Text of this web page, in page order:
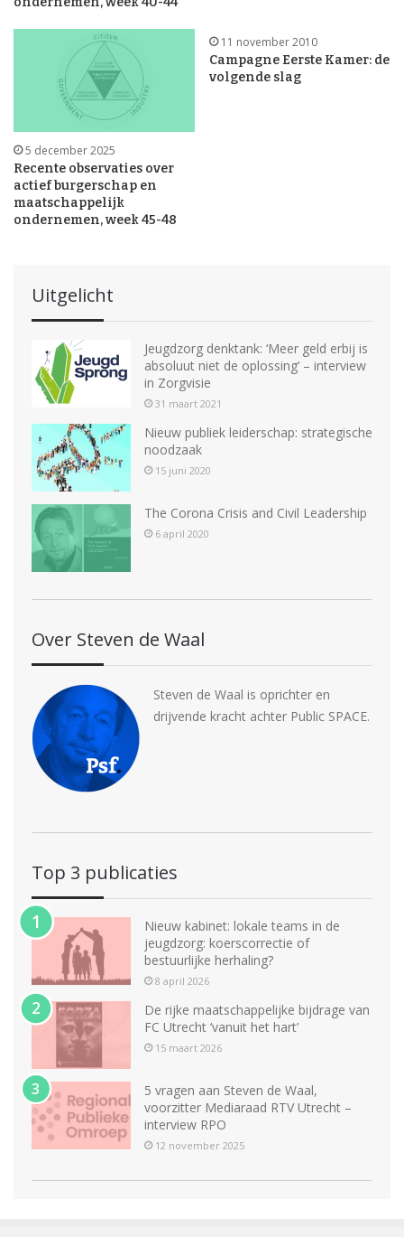
5 december 2025
Recente observaties over
actief burgerschap en
maatschappelijk
ondernemen, week 45-48
11 november 2010
Campagne Eerste Kamer: de
volgende slag
Uitgelicht
Jeugdzorg denktank: ‘Meer geld erbij is
absoluut niet de oplossing’ – interview
in Zorgvisie
31 maart 2021
Nieuw publiek leiderschap: strategische
noodzaak
15 juni 2020
The Corona Crisis and Civil Leadership
6 april 2020
Over Steven de Waal
Steven de Waal is oprichter en
drijvende kracht achter Public SPACE.
Top 3 publicaties
Nieuw kabinet: lokale teams in de
jeugdzorg: koerscorrectie of
bestuurlijke herhaling?
8 april 2026
De rijke maatschappelijke bijdrage van
FC Utrecht ‘vanuit het hart’
15 maart 2026
5 vragen aan Steven de Waal,
voorzitter Mediaraad RTV Utrecht –
interview RPO
12 november 2025